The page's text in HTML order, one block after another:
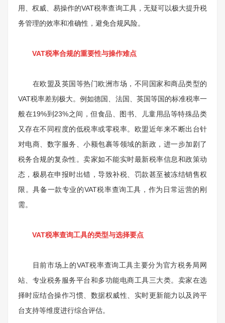
用、权威、易操作的VAT税率查询工具，无疑可以极大提升税
务管理的效率和准确性，避免合规风险。
VAT税率合规的重要性与操作难点
在欧盟及英国等热门欧洲市场，不同国家和商品类型的
VAT税率差别极大。例如德国、法国、英国等国的标准税率一
般在19%到23%之间，但食品、图书、儿童用品等特殊品类
又存在不同程度的低税率或零税率。欧盟近年来不断出台针
对电商、数字服务、小额包裹等领域的新政，进一步加剧了
税务合规的复杂性。卖家如不能实时最新税率信息和政策动
态，极易在申报时出错，导致补税、罚款甚至被冻结销售权
限。具备一款专业的VAT税率查询工具，作为日常运营的刚
需。
VAT税率查询工具的类型与选择要点
目前市场上的VAT税率查询工具主要分为官方税务局网
站、专业税务服务平台和多功能电商工具三大类。卖家在选
择时应结合操作习惯、数据权威性、实时更新能力以及跨平
台支持等维度进行综合评估。